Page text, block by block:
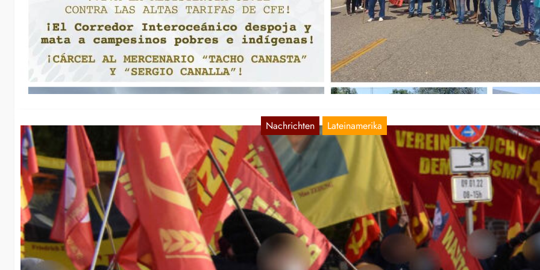
Aktuelles aus Mexiko (13.04.2023)
Apr. 14, 2023
wir publizieren eine inoffizielle Übersetzung eines Artikels der
von der CP-Sol Rojo aus Mexiko vom 10. April 2023. Isthmus…
Nachrichten Lateinamerika
Übersetzung:Massaker in Nova Mutum/RO:
Neue Berichte denunzieren Folterungen und
Rechtsverstoße während des Angriffs der
Militärpolizei
Feb. 5, 2023
Als Ausdruck des proletarischen Internationalismus, anlässlich der
grausamen Neuigkeiten, aus Solidarität zu dem Kampf des